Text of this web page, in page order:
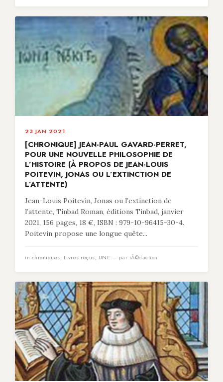
23 JAN 2021
[CHRONIQUE] JEAN-PAUL GAVARD-PERRET,
POUR UNE NOUVELLE PHILOSOPHIE DE
L’HISTOIRE (À PROPOS DE JEAN-LOUIS
POITEVIN, JONAS OU L’EXTINCTION DE
L’ATTENTE)
Jean-Louis Poitevin, Jonas ou l’extinction de
l’attente, Tinbad Roman, éditions Tinbad, janvier
2021, 156 pages, 18 €, ISBN : 979-10-96415-30-4.
Poitevin propose une longue quête...
in chroniques, Livres reçus, UNE — par rÃ©daction